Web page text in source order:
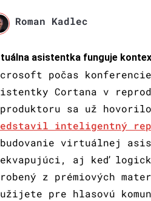
Roman Kadlec
asistentka funguje
počas
Cortana v
sa už
inteligentný
virtuálnej
aj keď
z prémiových
pre hlasovú